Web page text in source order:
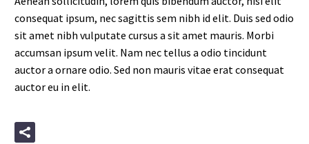
consequat ipsum, nec sagittis sem nibh id elit. Duis sed odio
sit amet nibh vulputate cursus a sit amet mauris. Morbi
accumsan ipsum velit. Nam nec tellus a odio tincidunt
auctor a ornare odio. Sed non mauris vitae erat consequat
auctor eu in elit.